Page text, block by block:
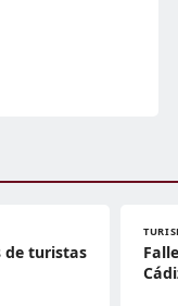
de turistas